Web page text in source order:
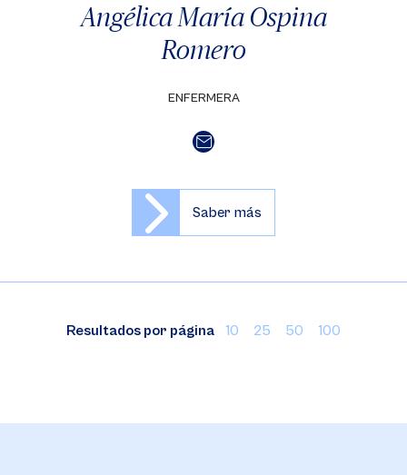
Angélica María Ospina
Romero
ENFERMERA
Saber más
Resultados por página 10 25 50 100